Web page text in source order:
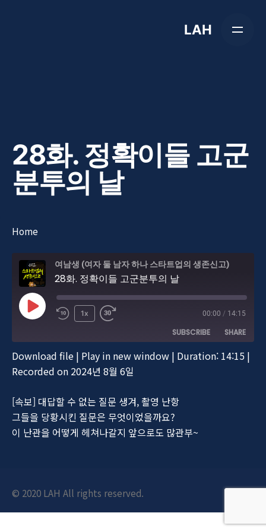
LAH
28화. 정확이들 고군
분투의 날
Home
여남생 (여자 둘 남자 하나 스타트업의 생존신고)
28화. 정확이들 고군분투의 날
Play
Episode
1x 00:00 / 14:15
SUBSCRIBE SHARE
RSS FEED
SHARE
EMBED
Download file | Play in new window | Duration: 14:15 |
Recorded on 2024년 8월 6일
[속보] 대답할 수 없는 질문 생겨, 촬영 난항
그들을 당황시킨 질문은 무엇이었을까요?
이 난관을 어떻게 헤쳐나갈지 앞으로도 많관부~
© 2020 LAH All rights reserved.